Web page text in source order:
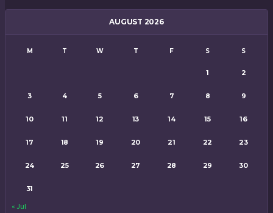
AUGUST 2026
M T W T F S S
1 2
3 4 5 6 7 8 9
10 11 12 13 14 15 16
17 18 19 20 21 22 23
24 25 26 27 28 29 30
31
« Jul